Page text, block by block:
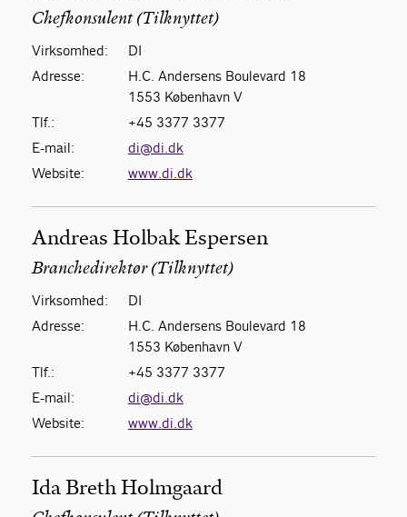
Chefkonsulent (Tilknyttet)
Virksomhed:
DI
Adresse:
H.C. Andersens Boulevard 18
1553 København V
Tlf.:
+45 3377 3377
E-mail:
di@di.dk
Website:
www.di.dk
Andreas Holbak Espersen
Branchedirektør (Tilknyttet)
Virksomhed:
DI
Adresse:
H.C. Andersens Boulevard 18
1553 København V
Tlf.:
+45 3377 3377
E-mail:
di@di.dk
Website:
www.di.dk
Ida Breth Holmgaard